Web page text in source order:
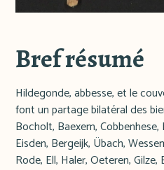
Bref résumé
Hildegonde, abbesse, et le
font un partage bilatéral des
Bocholt, Baexem,
Eisden, Bergeijk, Übach,
Rode, Ell, Haler, Oeteren,